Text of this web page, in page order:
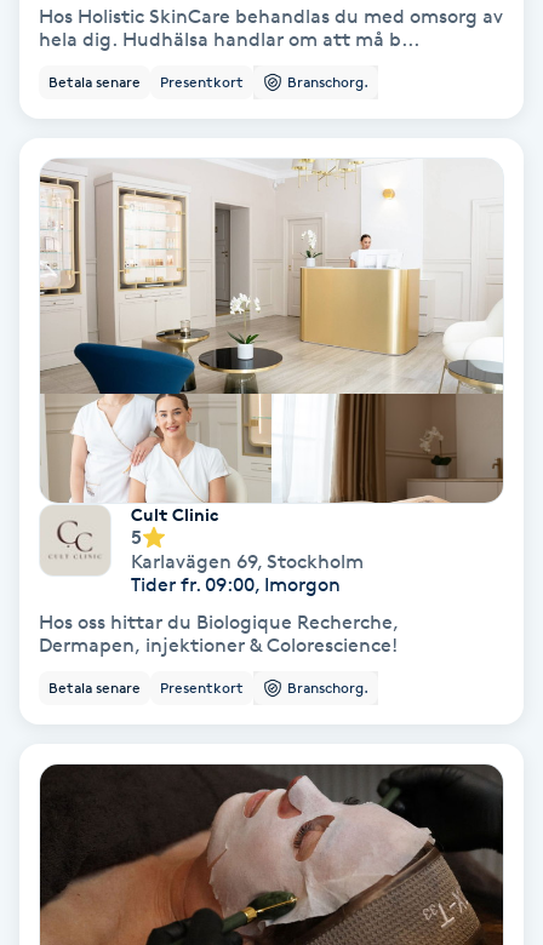
Brynfärgning
Brynplockning
Bröllopsuppsättning
Celluliter
Coachning
Color correction
Cryoterapi
Diamantslipning
Hos Holistic SkinCare behandlas du med omsorg av
hela dig. Hudhälsa handlar om att må b...
Betala senare Presentkort Branschorg.
Cult Clinic
5
Karlavägen 69, Stockholm
Tider fr. 09:00, Imorgon
Hos oss hittar du Biologique Recherche,
Dermapen, injektioner & Colorescience!
Betala senare Presentkort Branschorg.